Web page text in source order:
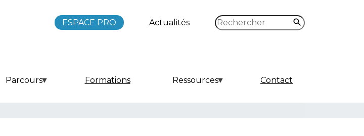
ESPACE PRO Actualités Rechercher
Parcours Formations Ressources Contact